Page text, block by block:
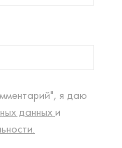
я даю
данных и